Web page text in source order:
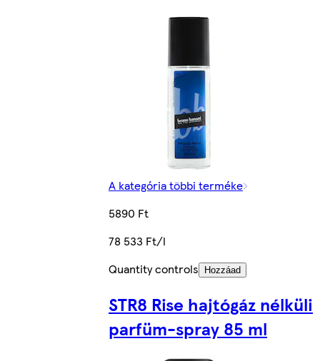
A kategória többi terméke
5890 Ft
78 533 Ft/l
Quantity controls
Hozzáad
STR8 Rise hajtógáz nélküli
parfüm-spray 85 ml